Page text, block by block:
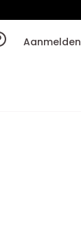
Aanmelden